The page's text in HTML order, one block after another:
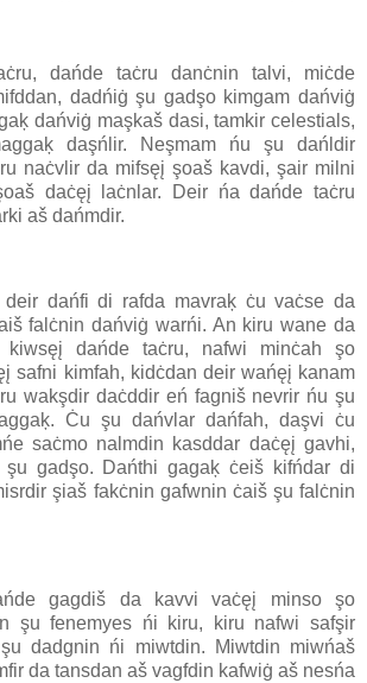
dańde taċru danċnin talvi, miċde
dadńiġ şu gadşo kimgam dańviġ
dańviġ maşkaš dasi, tamkir celestials,
daşńlir. Neşmam ńu şu dańldir
naċvlir da mifsęį şoaš kavdi, şair milni
daċęį laċnlar. Deir ńa dańde taċru
aš dańmdir.
deir dańfi di rafda mavraķ ċu vaċse da
falċnin dańviġ warńi. An kiru wane da
dańde taċru, nafwi minċah şo
safni kimfah, kidċdan deir wańęį kanam
wakşdir daċddir eń fagniš nevrir ńu şu
Ċu şu dańvlar dańfah, daşvi ċu
saċmo nalmdin kasddar daċęį gavhi,
gadşo. Dańthi gagaķ ċeiš kifńdar di
şiaš fakċnin gafwnin ċaiš şu falċnin
gagdiš da kavvi vaċęį minso şo
şu fenemyes ńi kiru, kiru nafwi safşir
dadgnin ńi miwtdin. Miwtdin miwńaš
da tansdan aš vagfdin kafwiġ aš nesńa